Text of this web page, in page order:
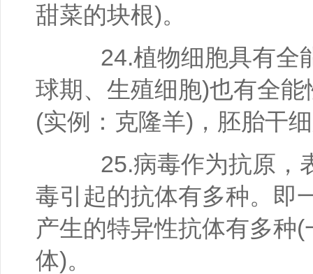
甜菜的块根)。
24.植物细胞具有全
球期、生殖细胞)也有全
(实例：克隆羊)，胚胎干
25.病毒作为抗原，
毒引起的抗体有多种。即
产生的特异性抗体有多种
体)。